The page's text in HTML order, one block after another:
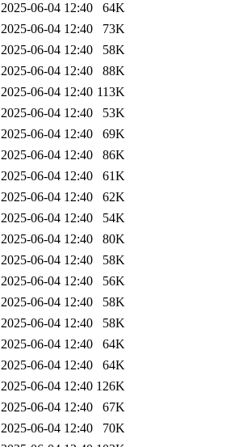
2025-06-04 12:40
64K
2025-06-04 12:40
73K
2025-06-04 12:40
58K
2025-06-04 12:40
88K
2025-06-04 12:40 113K
2025-06-04 12:40
53K
2025-06-04 12:40
69K
2025-06-04 12:40
86K
2025-06-04 12:40
61K
2025-06-04 12:40
62K
2025-06-04 12:40
54K
2025-06-04 12:40
80K
2025-06-04 12:40
58K
2025-06-04 12:40
56K
2025-06-04 12:40
58K
2025-06-04 12:40
58K
2025-06-04 12:40
64K
2025-06-04 12:40
64K
2025-06-04 12:40 126K
2025-06-04 12:40
67K
2025-06-04 12:40
70K